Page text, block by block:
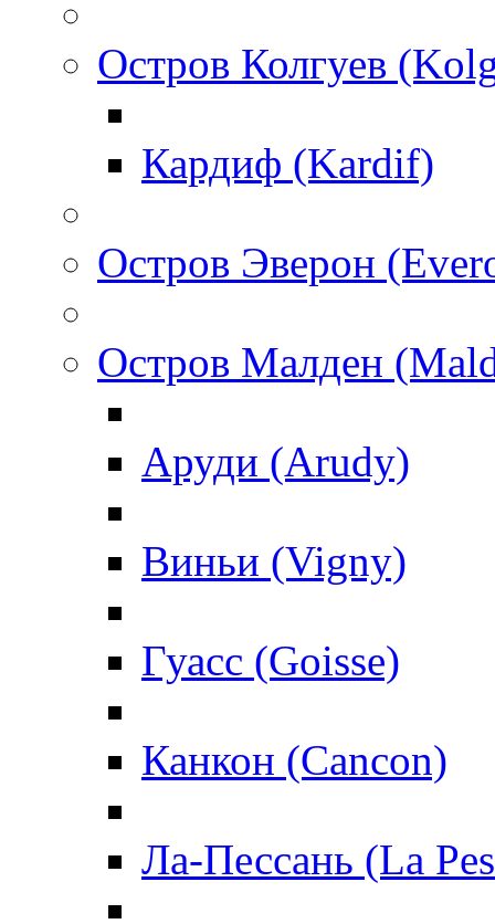
Остров Колгуев
Кардиф (Kardif)
Остров Эверон
Остров Малден
Аруди (Arudy)
Виньи (Vigny)
Гуасс (Goisse)
Канкон (Cancon)
Ла-Пессань (La